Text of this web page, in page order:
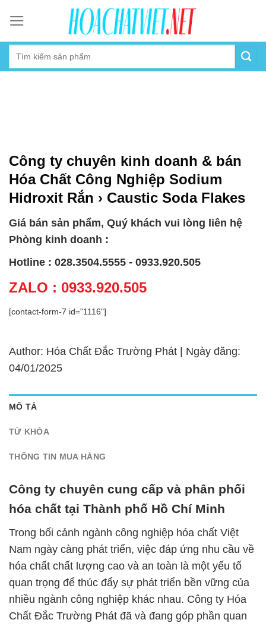
content
Công ty chuyên kinh doanh & bán
Hóa Chất Công Nghiệp Sodium
Hidroxit Rắn › Caustic Soda Flakes
Giá bán sản phẩm, Quý khách vui lòng liên hệ
Phòng kinh doanh :
Hotline : 028.3504.5555 - 0933.920.505
ZALO : 0933.920.505
[contact-form-7 id="1116"]
Author: Hóa Chất Đắc Trường Phát | Ngày đăng:
04/01/2025
MÔ TẢ
TỪ KHÓA
THÔNG TIN MUA HÀNG
Công ty chuyên cung cấp và phân phối
hóa chất tại Thành phố Hồ Chí Minh
Trong bối cảnh ngành công nghiệp hóa chất Việt
Nam ngày càng phát triển, việc đáp ứng nhu cầu về
hóa chất chất lượng cao và an toàn là một yếu tố
quan trọng để thúc đẩy sự phát triển bền vững của
nhiều ngành công nghiệp khác nhau. Công ty Hóa
Chất Đắc Trường Phát đã và đang góp phần quan